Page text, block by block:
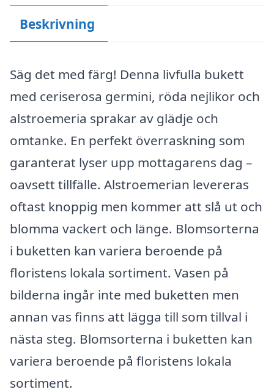
Beskrivning
Säg det med färg! Denna livfulla bukett
med ceriserosa germini, röda nejlikor och
alstroemeria sprakar av glädje och
omtanke. En perfekt överraskning som
garanterat lyser upp mottagarens dag –
oavsett tillfälle. Alstroemerian levereras
oftast knoppig men kommer att slå ut och
blomma vackert och länge. Blomsorterna
i buketten kan variera beroende på
floristens lokala sortiment. Vasen på
bilderna ingår inte med buketten men
annan vas finns att lägga till som tillval i
nästa steg. Blomsorterna i buketten kan
variera beroende på floristens lokala
sortiment.